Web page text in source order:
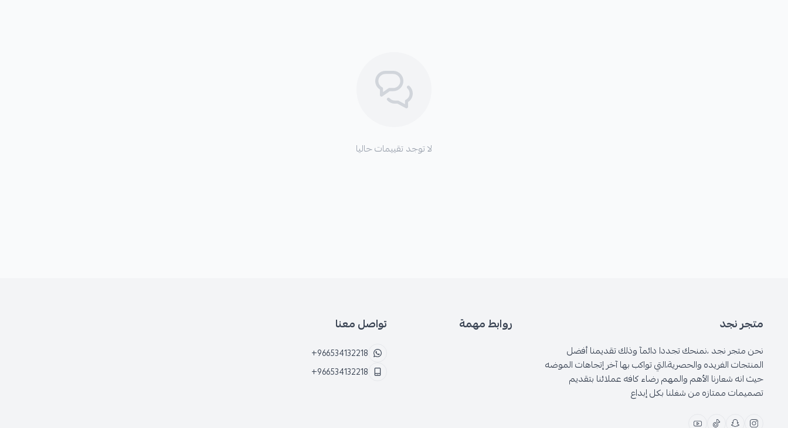
لا توجد تقييمات حاليا
متجر نجد
نحن متجر نجد ،نمنحك تجددا دائمآ وذلك تقديمنا أفضل
المنتجات الفريده والحصرية،التي تواكب بها آخر إتجاهات الموضه
حيث انه شعارنا الأهم والمهم رضاء كافه عملائنا بتقديم
تصميمات ممتازه من شغلنا بكل إبداع
روابط مهمة تواصل معنا
+966534132218
+966534132218